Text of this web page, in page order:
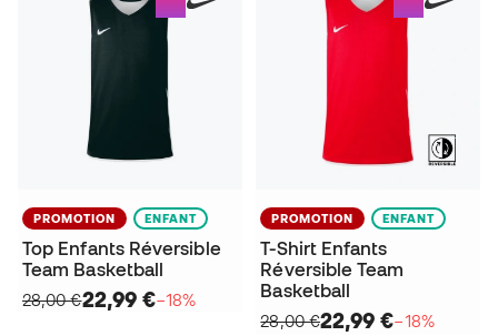
PROMOTION ENFANT
Top Enfants Réversible
Team Basketball
28,00 €22,99 €−18%
PROMOTION ENFANT
T-Shirt Enfants
Réversible Team
Basketball
28,00 €22,99 €−18%